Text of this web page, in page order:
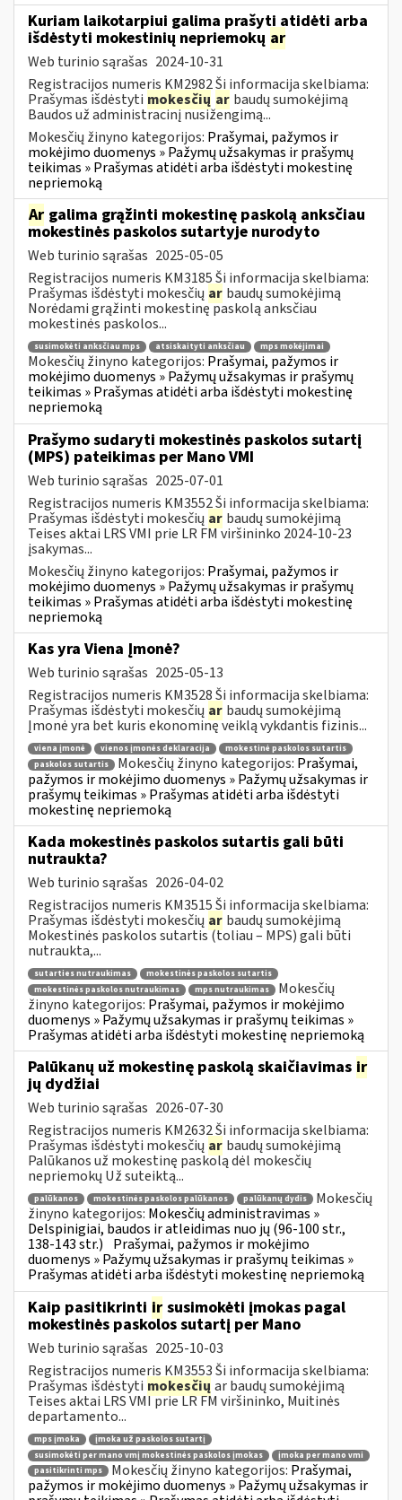
Kuriam laikotarpiui galima prašyti atidėti arba
išdėstyti mokestinių nepriemokų ar
Web turinio sąrašas 2024-10-31
Registracijos numeris KM2982 Ši informacija skelbiama:
Prašymas išdėstyti mokesčių ar baudų sumokėjimą
Baudos už administracinį nusižengimą...
Mokesčių žinyno kategorijos: Prašymai, pažymos ir
mokėjimo duomenys » Pažymų užsakymas ir prašymų
teikimas » Prašymas atidėti arba išdėstyti mokestinę
nepriemoką
Ar galima grąžinti mokestinę paskolą anksčiau
mokestinės paskolos sutartyje nurodyto
Web turinio sąrašas 2025-05-05
Registracijos numeris KM3185 Ši informacija skelbiama:
Prašymas išdėstyti mokesčių ar baudų sumokėjimą
Norėdami grąžinti mokestinę paskolą anksčiau
mokestinės paskolos...
susimokėti anksčiau mps atsiskaityti anksčiau mps mokėjimai
Mokesčių žinyno kategorijos: Prašymai, pažymos ir
mokėjimo duomenys » Pažymų užsakymas ir prašymų
teikimas » Prašymas atidėti arba išdėstyti mokestinę
nepriemoką
Prašymo sudaryti mokestinės paskolos sutartį
(MPS) pateikimas per Mano VMI
Web turinio sąrašas 2025-07-01
Registracijos numeris KM3552 Ši informacija skelbiama:
Prašymas išdėstyti mokesčių ar baudų sumokėjimą
Teises aktai LRS VMI prie LR FM viršininko 2024-10-23
įsakymas...
Mokesčių žinyno kategorijos: Prašymai, pažymos ir
mokėjimo duomenys » Pažymų užsakymas ir prašymų
teikimas » Prašymas atidėti arba išdėstyti mokestinę
nepriemoką
Kas yra Viena Įmonė?
Web turinio sąrašas 2025-05-13
Registracijos numeris KM3528 Ši informacija skelbiama:
Prašymas išdėstyti mokesčių ar baudų sumokėjimą
Įmonė yra bet kuris ekonominę veiklą vykdantis fizinis...
viena įmonė vienos įmonės deklaracija
mokestinė paskolos sutartis
paskolos sutartis
Mokesčių žinyno kategorijos: Prašymai,
pažymos ir mokėjimo duomenys » Pažymų užsakymas ir
prašymų teikimas » Prašymas atidėti arba išdėstyti
mokestinę nepriemoką
Kada mokestinės paskolos sutartis gali būti
nutraukta?
Web turinio sąrašas 2026-04-02
Registracijos numeris KM3515 Ši informacija skelbiama:
Prašymas išdėstyti mokesčių ar baudų sumokėjimą
Mokestinės paskolos sutartis (toliau – MPS) gali būti
nutraukta,...
sutarties nutraukimas
mokestinės paskolos sutartis
mokestinės paskolos nutraukimas
mps nutraukimas
Mokesčių
žinyno kategorijos: Prašymai, pažymos ir mokėjimo
duomenys » Pažymų užsakymas ir prašymų teikimas »
Prašymas atidėti arba išdėstyti mokestinę nepriemoką
Palūkanų už mokestinę paskolą skaičiavimas ir
jų dydžiai
Web turinio sąrašas 2026-07-30
Registracijos numeris KM2632 Ši informacija skelbiama:
Prašymas išdėstyti mokesčių ar baudų sumokėjimą
Palūkanos už mokestinę paskolą dėl mokesčių
nepriemokų Už suteiktą...
palūkanos mokestinės paskolos palūkanos palūkanų dydis
Mokesčių
žinyno kategorijos: Mokesčių administravimas »
Delspinigiai, baudos ir atleidimas nuo jų (96-100 str.,
138-143 str.) Prašymai, pažymos ir mokėjimo
duomenys » Pažymų užsakymas ir prašymų teikimas »
Prašymas atidėti arba išdėstyti mokestinę nepriemoką
Kaip pasitikrinti ir susimokėti įmokas pagal
mokestinės paskolos sutartį per Mano
Web turinio sąrašas 2025-10-03
Registracijos numeris KM3553 Ši informacija skelbiama:
Prašymas išdėstyti mokesčių ar baudų sumokėjimą
Teises aktai LRS VMI prie LR FM viršininko, Muitinės
departamento...
mps įmoka
įmoka už paskolos sutartį
susimokėti per mano vmį mokestinės paskolos įmokas
įmoka per mano vmi
pasitikrinti mps
Mokesčių žinyno kategorijos: Prašymai,
pažymos ir mokėjimo duomenys » Pažymų užsakymas ir